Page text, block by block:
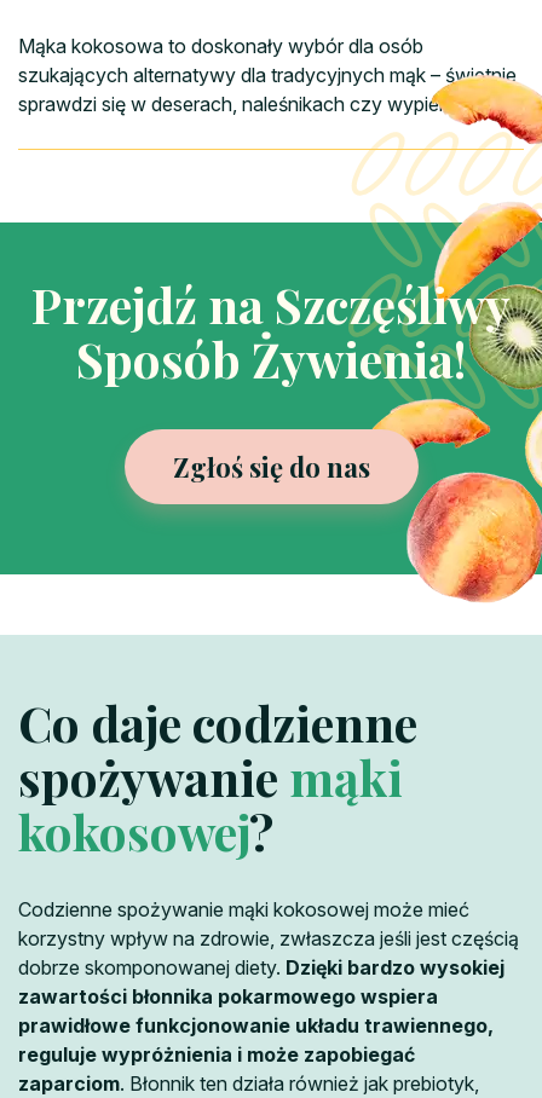
Mąka kokosowa to doskonały wybór dla osób
szukających alternatywy dla tradycyjnych mąk – świetnie
sprawdzi się w deserach, naleśnikach czy wypiekach.
Przejdź na Szczęśliwy
Sposób Żywienia!
Zgłoś się do nas
Co daje codzienne
spożywanie mąki
kokosowej?
Codzienne spożywanie mąki kokosowej może mieć
korzystny wpływ na zdrowie, zwłaszcza jeśli jest częścią
dobrze skomponowanej diety. Dzięki bardzo wysokiej
zawartości błonnika pokarmowego wspiera
prawidłowe funkcjonowanie układu trawiennego,
reguluje wypróżnienia i może zapobiegać
zaparciom. Błonnik ten działa również jak prebiotyk,